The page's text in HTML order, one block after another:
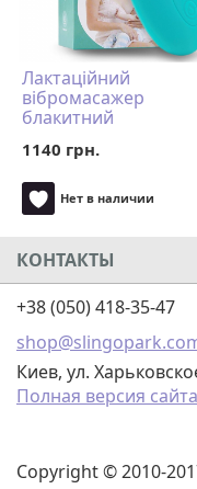
Лактаційний
вібромасажер
блакитний
1140 грн.
Нет в наличии
КОНТАКТЫ
+38 (050) 418-35-47
Киев, ул.
Полная версия сайта
Copyright © 2010-